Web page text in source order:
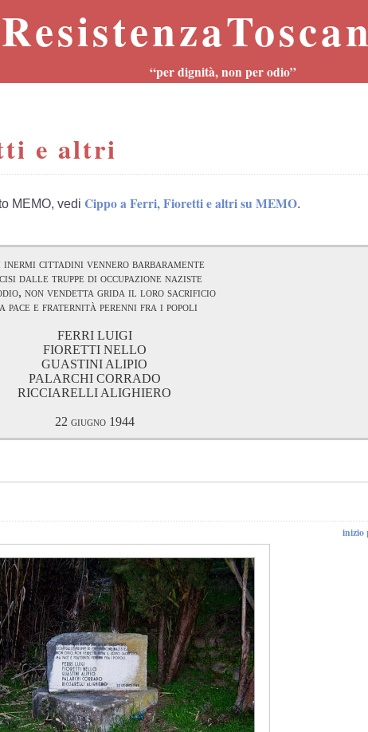
“per dignità, non per odio”
e altri
MEMO, vedi Cippo a Ferri, Fioretti e altri su MEMO.
inermi cittadini vennero barbaramente
dalle truppe di occupazione naziste
non vendetta grida il loro sacrificio
pace e fraternità perenni fra i popoli
FERRI LUIGI
FIORETTI NELLO
GUASTINI ALIPIO
PALARCHI CORRADO
RICCIARELLI ALIGHIERO
22 giugno 1944
inizio